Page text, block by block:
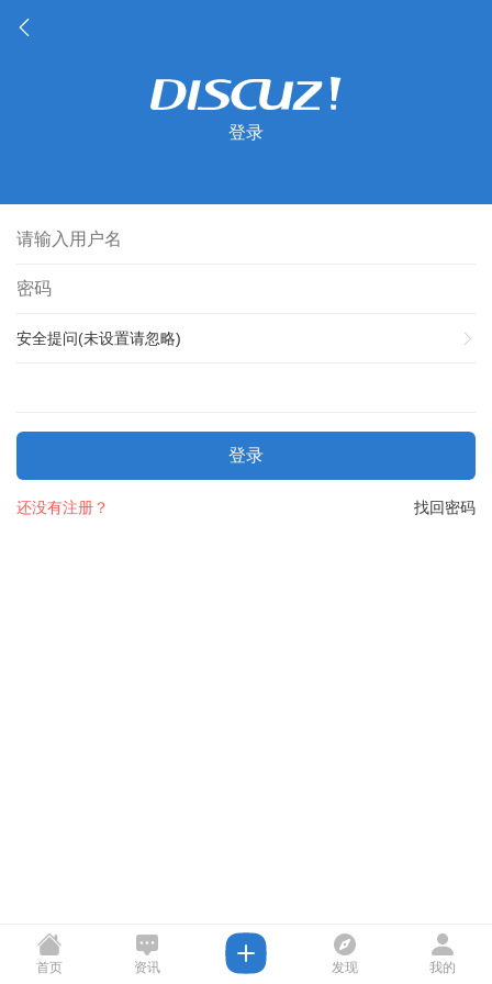
登录
安全提问(未设置请忽略)
登录
找回密码
还没有注册？
首页 资讯 发现 我的